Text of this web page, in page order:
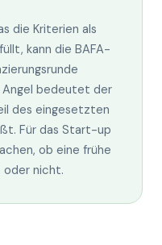
die Kriterien als
kann die BAFA-
Angel bedeutet der
des eingesetzten
Für das Start-up
ob eine frühe
oder nicht.